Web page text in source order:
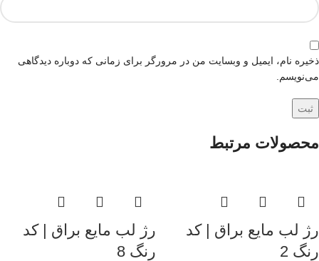
ذخیره نام، ایمیل و وبسایت من در مرورگر برای زمانی که دوباره دیدگاهی
می‌نویسم.
محصولات مرتبط
رژ لب مایع براق | کد
رنگ 2
رژ لب مایع براق | کد
رنگ 8